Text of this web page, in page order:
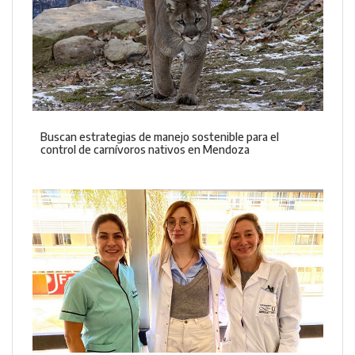
Buscan estrategias de manejo sostenible para el
control de carnívoros nativos en Mendoza